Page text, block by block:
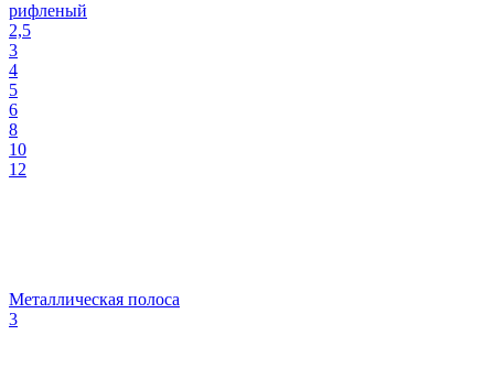
рифленый
2,5
3
4
5
6
8
10
12
Металлическая полоса
3